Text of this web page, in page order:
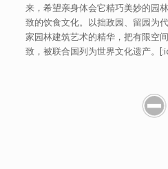
来，希望亲身体会它精巧美妙的园
致的饮食文化。以拙政园、留园为
家园林建筑艺术的精华，把有限空
致，被联合国列为世界文化遗产。